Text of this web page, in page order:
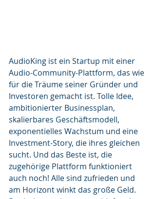
AudioKing ist ein Startup mit einer
Audio-Community-Plattform, das wie
für die Träume seiner Gründer und
Investoren gemacht ist. Tolle Idee,
ambitionierter Businessplan,
skalierbares Geschäftsmodell,
exponentielles Wachstum und eine
Investment-Story, die ihres gleichen
sucht. Und das Beste ist, die
zugehörige Plattform funktioniert
auch noch! Alle sind zufrieden und
am Horizont winkt das große Geld.